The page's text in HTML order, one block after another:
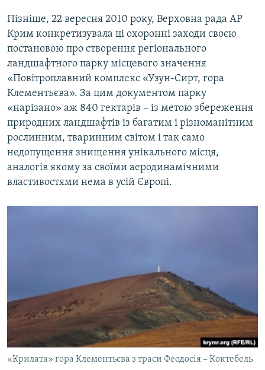
Пізніше, 22 вересня 2010 року, Верховна рада АР
Крим конкретизувала ці охоронні заходи своєю
постановою про створення регіонального
ландшафтного парку місцевого значення
«Повітроплавний комплекс «Узун-Сирт, гора
Клементьєва». За цим документом парку
«нарізано» аж 840 гектарів – із метою збереження
природних ландшафтів із багатим і різноманітним
рослинним, тваринним світом і так само
недопущення знищення унікального місця,
аналогів якому за своїми аеродинамічними
властивостями нема в усій Європі.
«Крилата» гора Клементьєва з траси Феодосія – Коктебель